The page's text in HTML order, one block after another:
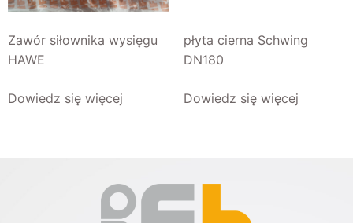
Zawór siłownika wysięgu
HAWE
Dowiedz się więcej
płyta cierna Schwing
DN180
Dowiedz się więcej